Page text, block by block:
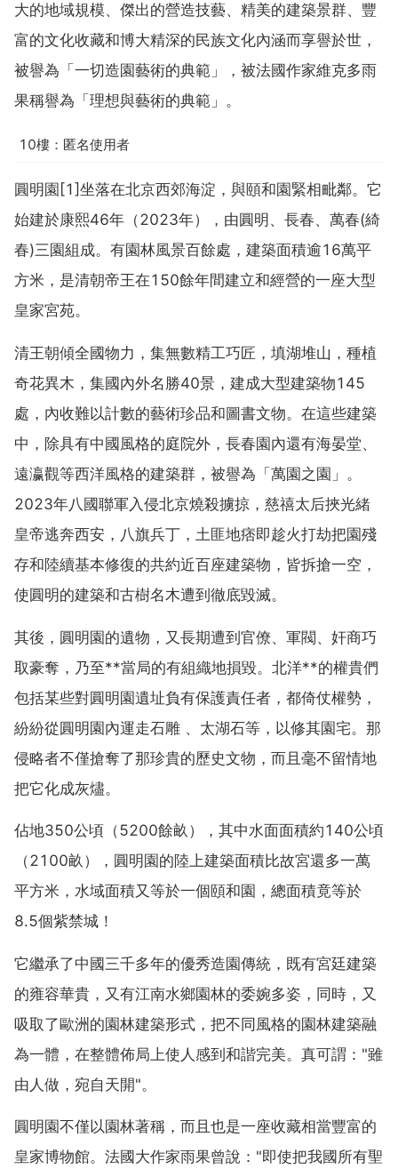
大的地域規模、傑出的營造技藝、精美的建築景群、豐
富的文化收藏和博大精深的民族文化內涵而享譽於世，
被譽為「一切造園藝術的典範」，被法國作家維克多雨
果稱譽為「理想與藝術的典範」。
10樓：匿名使用者
圓明園[1]坐落在北京西郊海淀，與頤和園緊相毗鄰。它
始建於康熙46年（2023年），由圓明、長春、萬春(綺
春)三園組成。有園林風景百餘處，建築面積逾16萬平
方米，是清朝帝王在150餘年間建立和經營的一座大型
皇家宮苑。
清王朝傾全國物力，集無數精工巧匠，填湖堆山，種植
奇花異木，集國內外名勝40景，建成大型建築物145
處，內收難以計數的藝術珍品和圖書文物。在這些建築
中，除具有中國風格的庭院外，長春園內還有海晏堂、
遠瀛觀等西洋風格的建築群，被譽為「萬園之園」。
2023年八國聯軍入侵北京燒殺擄掠，慈禧太后挾光緒
皇帝逃奔西安，八旗兵丁，土匪地痞即趁火打劫把園殘
存和陸續基本修復的共約近百座建築物，皆拆搶一空，
使圓明的建築和古樹名木遭到徹底毀滅。
其後，圓明園的遺物，又長期遭到官僚、軍閥、奸商巧
取豪奪，乃至**當局的有組織地損毀。北洋**的權貴們
包括某些對圓明園遺址負有保護責任者，都倚仗權勢，
紛紛從圓明園內運走石雕 、太湖石等，以修其園宅。那
侵略者不僅搶奪了那珍貴的歷史文物，而且毫不留情地
把它化成灰燼。
佔地350公頃（5200餘畝），其中水面面積約140公頃
（2100畝），圓明園的陸上建築面積比故宮還多一萬
平方米，水域面積又等於一個頤和園，總面積竟等於
8.5個紫禁城！
它繼承了中國三千多年的優秀造園傳統，既有宮廷建築
的雍容華貴，又有江南水鄉園林的委婉多姿，同時，又
吸取了歐洲的園林建築形式，把不同風格的園林建築融
為一體，在整體佈局上使人感到和諧完美。真可謂："雖
由人做，宛自天開"。
圓明園不僅以園林著稱，而且也是一座收藏相當豐富的
皇家博物館。法國大作家雨果曾說："即使把我國所有聖